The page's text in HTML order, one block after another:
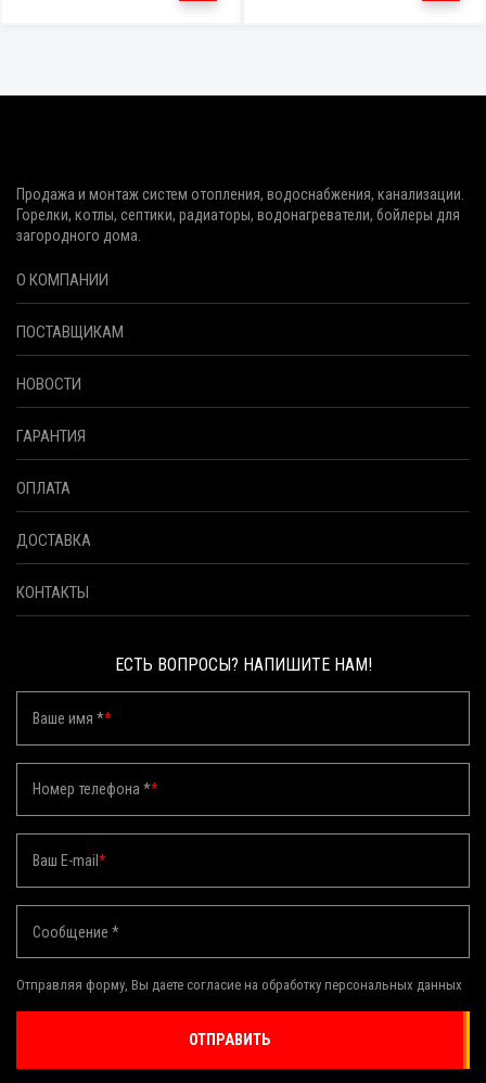
Продажа и монтаж систем отопления, водоснабжения, канализации.
Горелки, котлы, септики, радиаторы, водонагреватели, бойлеры для
загородного дома.
О КОМПАНИИ
ПОСТАВЩИКАМ
НОВОСТИ
ГАРАНТИЯ
ОПЛАТА
ДОСТАВКА
КОНТАКТЫ
ЕСТЬ ВОПРОСЫ? НАПИШИТЕ НАМ!
Ваше имя **
Номер телефона **
Ваш E-mail *
Сообщение *
Отправляя форму, Вы даете согласие на обработку персональных данных
ОТПРАВИТЬ